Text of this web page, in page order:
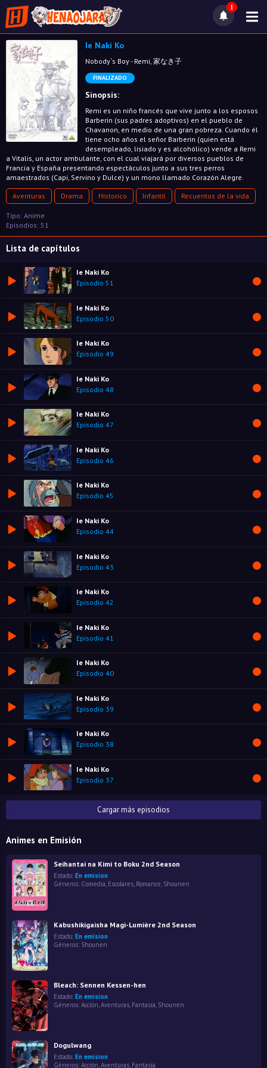
1
Ie Naki Ko
Nobody`s Boy - Remi, 家なき子
FINALIZADO
Sinopsis:
Remi es un niño francés que vive junto a los esposos
Barberin (sus padres adoptivos) en el pueblo de
Chavanon, en medio de una gran pobreza. Cuando él
tiene ocho años el señor Barberin (quien está
desempleado, lisiado y es alcohólico) vende a Remi
a Vitalis, un actor ambulante, con el cual viajará por diversos pueblos de
Francia y España presentando espectáculos junto a sus tres perros
amaestrados (Capi, Servino y Dulce) y un mono llamado Corazón Alegre.
Aventuras Drama Historico Infantil Recuentos de la vida
Tipo: Anime
Episodios: 51
Lista de capítulos
Ie Naki Ko
Episodio 51
Ie Naki Ko
Episodio 50
Ie Naki Ko
Episodio 49
Ie Naki Ko
Episodio 48
Ie Naki Ko
Episodio 47
Ie Naki Ko
Episodio 46
Ie Naki Ko
Episodio 45
Ie Naki Ko
Episodio 44
Ie Naki Ko
Episodio 43
Ie Naki Ko
Episodio 42
Ie Naki Ko
Episodio 41
Ie Naki Ko
Episodio 40
Ie Naki Ko
Episodio 39
Ie Naki Ko
Episodio 38
Ie Naki Ko
Episodio 37
Cargar más episodios
Animes en Emisión
Seihantai na Kimi to Boku 2nd Season
Estado: En emision
Géneros: Comedia, Escolares, Romance, Shounen
Kabushikigaisha Magi-Lumière 2nd Season
Estado: En emision
Géneros: Shounen
Bleach: Sennen Kessen-hen
Estado: En emision
Géneros: Acción,Aventuras, Fantasía, Shounen
Dogulwang
Estado: En emision
Géneros: Acción,Aventuras, Fantasía